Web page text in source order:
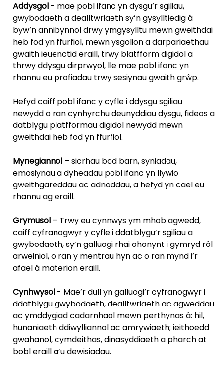
Addysgol - mae pobl ifanc yn dysgu’r sgiliau,
gwybodaeth a dealltwriaeth sy’n gysylltiedig â
byw’n annibynnol drwy ymgysylltu mewn gweithdai
heb fod yn ffurfiol, mewn ysgolion a darpariaethau
gwaith ieuenctid eraill, trwy blatfform digidol a
thrwy ddysgu dirprwyol, lle mae pobl ifanc yn
rhannu eu profiadau trwy sesiynau gwaith grŵp.
Hefyd caiff pobl ifanc y cyfle i ddysgu sgiliau
newydd o ran cynhyrchu deunyddiau dysgu, fideos a
datblygu platfformau digidol newydd mewn
gweithdai heb fod yn ffurfiol.
Mynegiannol – sicrhau bod barn, syniadau,
emosiynau a dyheadau pobl ifanc yn llywio
gweithgareddau ac adnoddau, a hefyd yn cael eu
rhannu ag eraill.
Grymusol – Trwy eu cynnwys ym mhob agwedd,
caiff cyfranogwyr y cyfle i ddatblygu’r sgiliau a
gwybodaeth, sy’n galluogi rhai ohonynt i gymryd rôl
arweiniol, o ran y mentrau hyn ac o ran mynd i’r
afael â materion eraill.
Cynhwysol - Mae’r dull yn galluogi’r cyfranogwyr i
ddatblygu gwybodaeth, dealltwriaeth ac agweddau
ac ymddygiad cadarnhaol mewn perthynas â: hil,
hunaniaeth ddiwylliannol ac amrywiaeth; ieithoedd
gwahanol, cymdeithas, dinasyddiaeth a pharch at
bobl eraill a’u dewisiadau.